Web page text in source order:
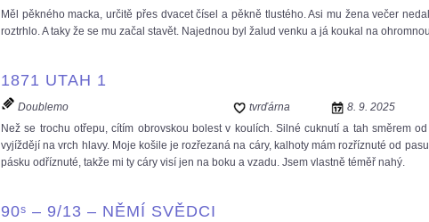
Měl pěkného macka, určitě přes dvacet čísel a pěkně tlustého. Asi mu žena večer
roztrhlo. A taky že se mu začal stavět. Najednou byl žalud venku a já koukal na
1871 UTAH 1
Doublemo tvrďárna 8. 9. 2025
Než se trochu otřepu, cítím obrovskou bolest v koulích. Silné cuknutí a tah směrem
vyjíždějí na vrch hlavy. Moje košile je rozřezaná na cáry, kalhoty mám rozříznuté od
pásku odříznuté, takže mi ty cáry visí jen na boku a vzadu. Jsem vlastně téměř nahý.
90ˢ – 9/13 – NĚMÍ SVĚDCI